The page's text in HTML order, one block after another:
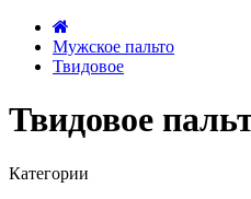
Мужское пальто
Твидовое
Твидовое
Категории